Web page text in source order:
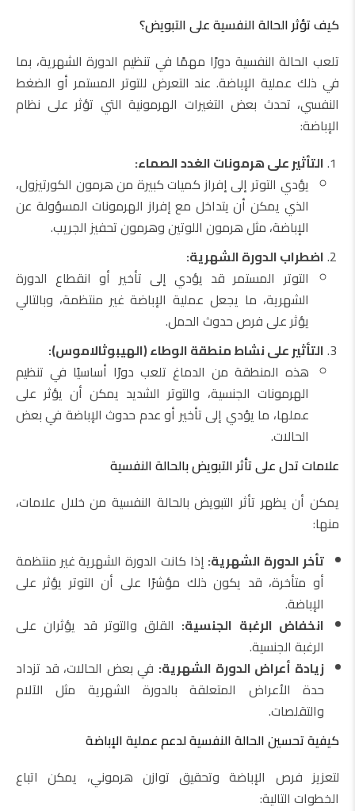
كيف تؤثر الحالة النفسية على التبويض؟
تلعب الحالة النفسية دورًا مهمًا في تنظيم الدورة الشهرية، بما
في ذلك عملية الإباضة. عند التعرض للتوتر المستمر أو الضغط
النفسي، تحدث بعض التغيرات الهرمونية التي تؤثر على نظام
الإباضة:
التأثير على هرمونات الغدد الصماء:
يؤدي التوتر إلى إفراز كميات كبيرة من هرمون الكورتيزول،
الذي يمكن أن يتداخل مع إفراز الهرمونات المسؤولة عن
الإباضة، مثل هرمون اللوتين وهرمون تحفيز الجريب.
اضطراب الدورة الشهرية:
التوتر المستمر قد يؤدي إلى تأخير أو انقطاع الدورة
الشهرية، ما يجعل عملية الإباضة غير منتظمة، وبالتالي
يؤثر على فرص حدوث الحمل.
التأثير على نشاط منطقة الوطاء (الهيبوثالاموس):
هذه المنطقة من الدماغ تلعب دورًا أساسيًا في تنظيم
الهرمونات الجنسية، والتوتر الشديد يمكن أن يؤثر على
عملها، ما يؤدي إلى تأخير أو عدم حدوث الإباضة في بعض
الحالات.
علامات تدل على تأثر التبويض بالحالة النفسية
يمكن أن يظهر تأثر التبويض بالحالة النفسية من خلال علامات،
منها:
تأخر الدورة الشهرية: إذا كانت الدورة الشهرية غير منتظمة
أو متأخرة، قد يكون ذلك مؤشرًا على أن التوتر يؤثر على
الإباضة.
انخفاض الرغبة الجنسية: القلق والتوتر قد يؤثران على
الرغبة الجنسية.
زيادة أعراض الدورة الشهرية: في بعض الحالات، قد تزداد
حدة الأعراض المتعلقة بالدورة الشهرية مثل الآلام
والتقلصات.
كيفية تحسين الحالة النفسية لدعم عملية الإباضة
لتعزيز فرص الإباضة وتحقيق توازن هرموني، يمكن اتباع
الخطوات التالية: